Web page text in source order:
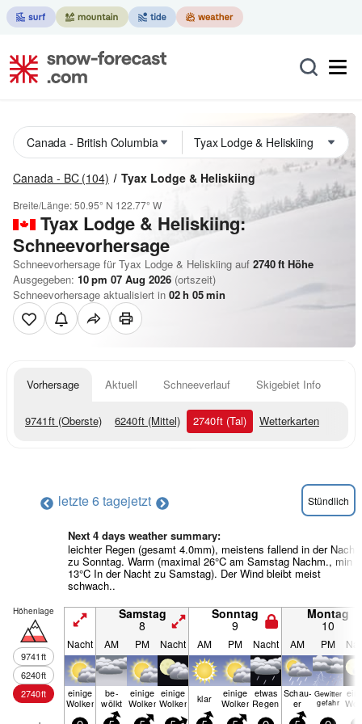
Canada - BC (104) Tyax Lodge & Heliskiing
Breite/Länge:50.95° N 122.77° W
Tyax Lodge & Heliskiing:
Schneevorhersage
Schneevorhersage für Tyax Lodge & Heliskiing auf 2740ft Höhe
Ausgegeben: 10 pm 07 Aug 2026 (ortszeit)
Schneevorhersage aktualisiert in 02h 05min
Vorhersage Aktuell Schneeverlauf Skigebiet Info
9741ft (Oberste) 6240ft (Mittel) 2740ft (Tal) Wetterkarten
letzte 6 tagejetzt Stündlich
Next 4 days weather summary:
leichter Regen (gesamt 4.0mm), meistens fallend in der Nacht
zu Sonntag. Warm (maximal 26°C am Samstag Nachm., min
13°C In der Nacht zu Samstag). Der Wind bleibt meist
schwach..
Höhenlage
9741ft
6240ft
2740ft
Samstag
8
Sonntag
9
Montag
10
Nacht AM PM Nacht AM PM Nacht AM PM
einige
Wolken
be­
wölkt
einige
Wolken
einige
Wolken klar einige
Wolken
etwas
Regen
Schau­
er
Gewitter
gefahr